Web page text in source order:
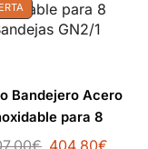
Bandejero Acero
para 8
GN2/1
€ 404,80€